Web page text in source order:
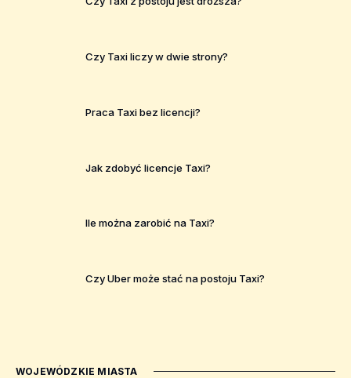
Czy Taxi liczy w dwie strony?
Praca Taxi bez licencji?
Jak zdobyć licencje Taxi?
Ile można zarobić na Taxi?
Czy Uber może stać na postoju Taxi?
WOJEWÓDZKIE MIASTA